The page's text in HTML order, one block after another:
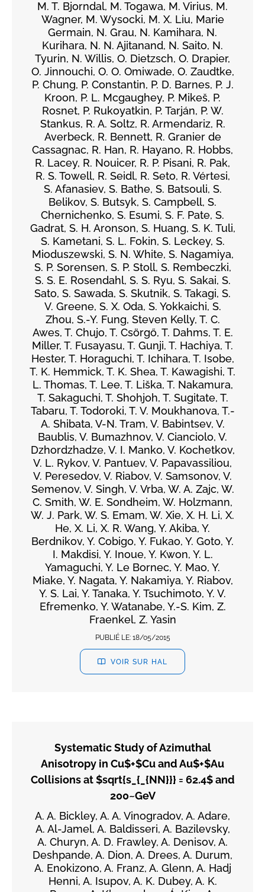
M. T. Bjorndal, M. Togawa, M. Virius, M.
Wagner, M. Wysocki, M. X. Liu, Marie
Germain, N. Grau, N. Kamihara, N.
Kurihara, N. N. Ajitanand, N. Saito, N.
Tyurin, N. Willis, O. Dietzsch, O. Drapier,
O. Jinnouchi, O. O. Omiwade, O. Zaudtke,
P. Chung, P. Constantin, P. D. Barnes, P. J.
Kroon, P. L. Mcgaughey, P. Mikeš, P.
Rosnet, P. Rukoyatkin, P. Tarján, P. W.
Stankus, R. A. Soltz, R. Armendariz, R.
Averbeck, R. Bennett, R. Granier de
Cassagnac, R. Han, R. Hayano, R. Hobbs,
R. Lacey, R. Nouicer, R. P. Pisani, R. Pak,
R. S. Towell, R. Seidl, R. Seto, R. Vértesi,
S. Afanasiev, S. Bathe, S. Batsouli, S.
Belikov, S. Butsyk, S. Campbell, S.
Chernichenko, S. Esumi, S. F. Pate, S.
Gadrat, S. H. Aronson, S. Huang, S. K. Tuli,
S. Kametani, S. L. Fokin, S. Leckey, S.
Mioduszewski, S. N. White, S. Nagamiya,
S. P. Sorensen, S. P. Stoll, S. Rembeczki,
S. S. E. Rosendahl, S. S. Ryu, S. Sakai, S.
Sato, S. Sawada, S. Skutnik, S. Takagi, S.
V. Greene, S. X. Oda, S. Yokkaichi, S.
Zhou, S.-Y. Fung, Steven Kelly, T. C.
Awes, T. Chujo, T. Csörgő, T. Dahms, T. E.
Miller, T. Fusayasu, T. Gunji, T. Hachiya, T.
Hester, T. Horaguchi, T. Ichihara, T. Isobe,
T. K. Hemmick, T. K. Shea, T. Kawagishi, T.
L. Thomas, T. Lee, T. Liška, T. Nakamura,
T. Sakaguchi, T. Shohjoh, T. Sugitate, T.
Tabaru, T. Todoroki, T. V. Moukhanova, T.-
A. Shibata, V-N. Tram, V. Babintsev, V.
Baublis, V. Bumazhnov, V. Cianciolo, V.
Dzhordzhadze, V. I. Manko, V. Kochetkov,
V. L. Rykov, V. Pantuev, V. Papavassiliou,
V. Peresedov, V. Riabov, V. Samsonov, V.
Semenov, V. Singh, V. Vrba, W. A. Zajc, W.
C. Smith, W. E. Sondheim, W. Holzmann,
W. J. Park, W. S. Emam, W. Xie, X. H. Li, X.
He, X. Li, X. R. Wang, Y. Akiba, Y.
Berdnikov, Y. Cobigo, Y. Fukao, Y. Goto, Y.
I. Makdisi, Y. Inoue, Y. Kwon, Y. L.
Yamaguchi, Y. Le Bornec, Y. Mao, Y.
Miake, Y. Nagata, Y. Nakamiya, Y. Riabov,
Y. S. Lai, Y. Tanaka, Y. Tsuchimoto, Y. V.
Efremenko, Y. Watanabe, Y.-S. Kim, Z.
Fraenkel, Z. Yasin
PUBLIÉ LE: 18/05/2015
VOIR SUR HAL
Systematic Study of Azimuthal
Anisotropy in Cu$+$Cu and Au$+$Au
Collisions at $sqrt{s_{_{NN}}} = 62.4$ and
200~GeV
A. A. Bickley, A. A. Vinogradov, A. Adare,
A. Al-Jamel, A. Baldisseri, A. Bazilevsky,
A. Churyn, A. D. Frawley, A. Denisov, A.
Deshpande, A. Dion, A. Drees, A. Durum,
A. Enokizono, A. Franz, A. Glenn, A. Hadj
Henni, A. Isupov, A. K. Dubey, A. K.